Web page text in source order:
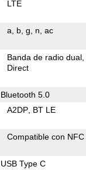
LTE
a b g n ac
Banda de radio dual
Direct
Bluetooth 5.0
A2DP BT LE
Compatible con NFC
USB Type C